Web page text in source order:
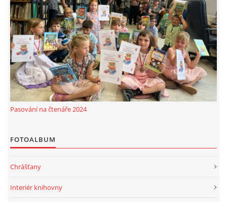
Pasování na čtenáře 2024
FOTOALBUM
Chrášťany
Interiér knihovny